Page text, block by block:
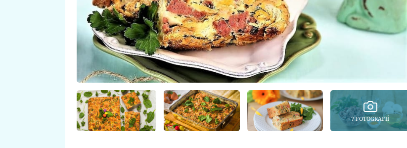
7 FOTOGRAFIÍ